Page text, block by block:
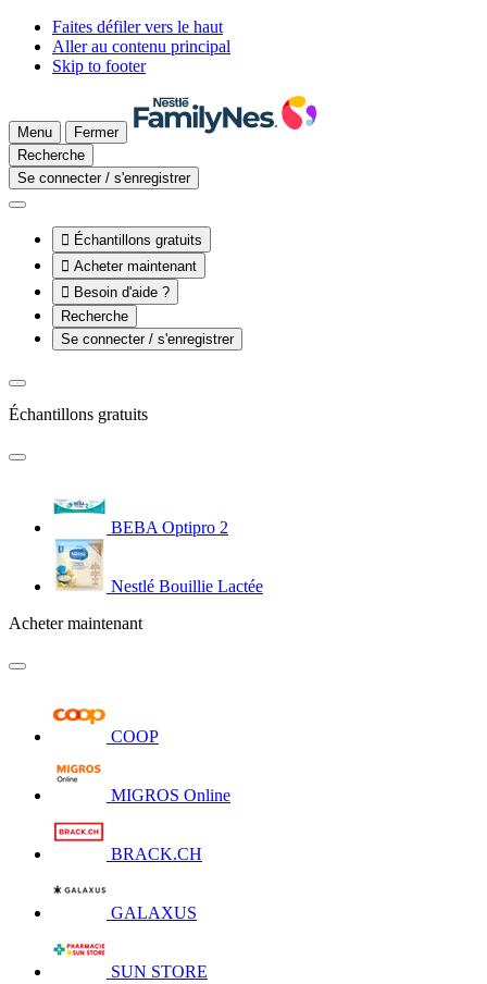
Faites défiler vers le haut
Aller au contenu principal
Skip to footer
Menu
Fermer
Recherche
Se connecter / s'enregistrer
 Échantillons gratuits
 Acheter maintenant
 Besoin d'aide ?
Recherche
Se connecter / s'enregistrer
Échantillons gratuits
BEBA Optipro 2
Nestlé Bouillie Lactée
Acheter maintenant
COOP
MIGROS Online
BRACK.CH
GALAXUS
SUN STORE